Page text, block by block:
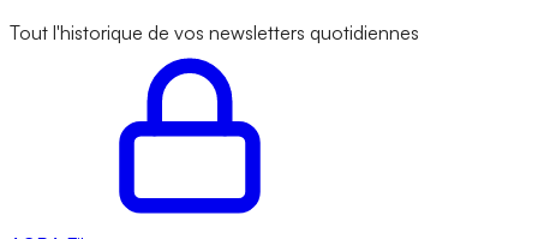
Tout l'historique de vos newsletters quotidiennes